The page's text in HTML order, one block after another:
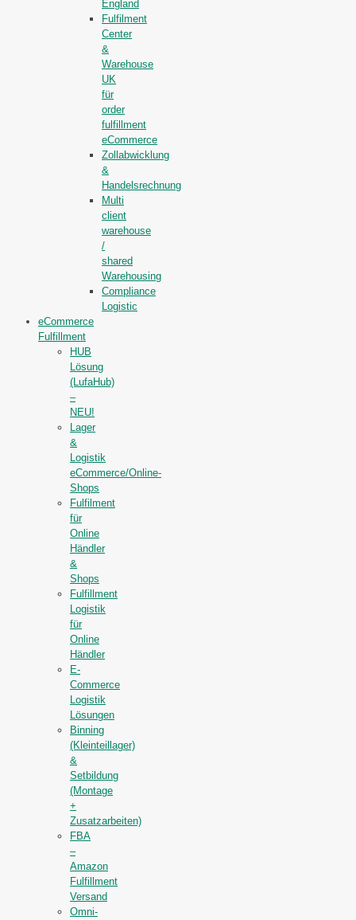
England
Fulfilment
Center
&
Warehouse
UK
für
order
fulfillment
eCommerce
Zollabwicklung
&
Handelsrechnung
Multi
client
warehouse
/
shared
Warehousing
Compliance
Logistic
eCommerce
Fulfillment
HUB
Lösung
(LufaHub)
–
NEU!
Lager
&
Logistik
eCommerce/Online-
Shops
Fulfilment
für
Online
Händler
&
Shops
Fulfillment
Logistik
für
Online
Händler
E-
Commerce
Logistik
Lösungen
Binning
(Kleinteillager)
&
Setbildung
(Montage
+
Zusatzarbeiten)
FBA
–
Amazon
Fulfillment
Versand
Omni-